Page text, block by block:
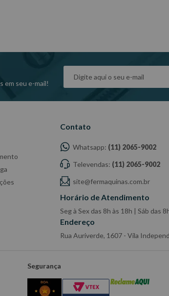
em seu e-mail!
Contato
Whatsapp: (11) 2065-9002
Televendas: (11) 2065-9002
site@fermaquinas.com.br
Horário de Atendimento
Seg à Sex das 8h às 18h | Sáb das
Endereço
Rua Auriverde, 1607 - Vila
Segurança